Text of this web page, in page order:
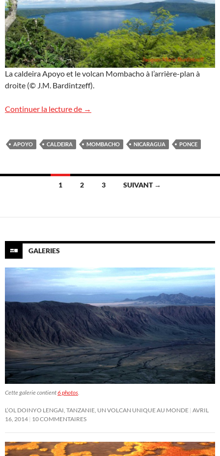
La caldeira Apoyo et le volcan Mombacho à l’arrière-plan à
droite (© J.M. Bardintzeff).
Continuer la lecture de La caldeira Apoyo
→
APOYO CALDEIRA MOMBACHO NICARAGUA PONCE
Navigation
articles
1 2 3 SUIVANT →
GALERIES
Cette galerie contient6 photos
L’OL DOINYO LENGAI, TANZANIE, UN VOLCAN UNIQUE AU MONDE AVRIL
16, 2014 10 COMMENTAIRES